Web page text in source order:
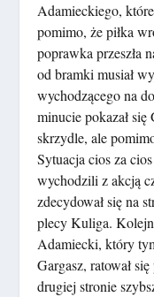
Adamieckiego,
pomimo, że piłka
poprawka przeszła
od bramki musiał
wychodzącego na
minucie pokazał
skrzydle, ale
Sytuacja cios za
wychodzili z akcją
zdecydował się na
plecy Kuliga.
Adamiecki, który
Gargasz, ratował
drugiej stronie